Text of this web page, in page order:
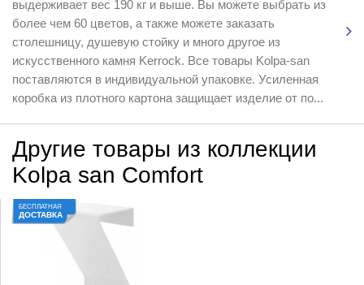
выдерживает вес 190 кг и выше. Вы можете выбрать из
более чем 60 цветов, а также можете заказать
столешницу, душевую стойку и много другое из
искусственного камня Kerrock. Все товары Kolpa-san
поставляются в индивидуальной упаковке. Усиленная
коробка из плотного картона защищает изделие от по...
Другие товары из коллекции
Kolpa san Comfort
БЕСПЛАТНАЯ
ДОСТАВКА